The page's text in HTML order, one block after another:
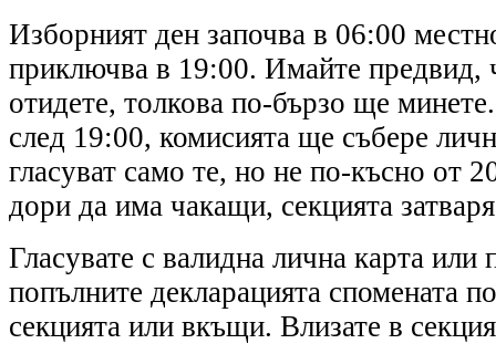
Изборният ден започва в 06:00
приключва в 19:00. Имайте предвид,
отидете, толкова по-бързо ще
след 19:00, комисията ще събере
гласуват само те, но не по-късно от
дори да има чакащи, секцията
Гласувате с валидна лична карта или
попълните декларацията спомената
секцията или вкъщи. Влизате в